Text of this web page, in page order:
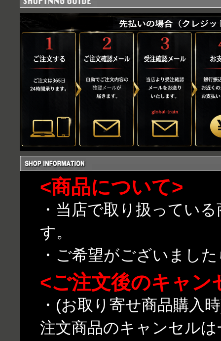
<商品について>
・当店で取り扱ってい
す。
・ご希望がございまし
<ご注文後のキャン
・(お取り寄せ商品購入
注文商品のキャンセル